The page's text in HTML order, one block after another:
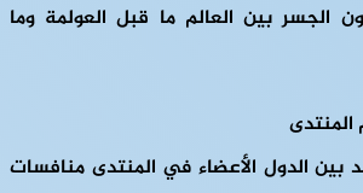
الجسر بين العالم ما قبل العولمة وما
المنتدى
بين الدول الأعضاء في المنتدى منافسات